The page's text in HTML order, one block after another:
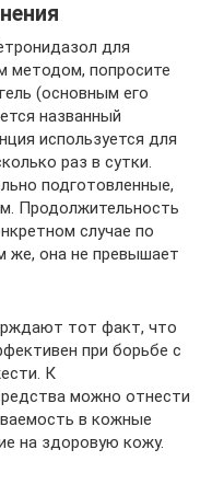
для
методом, попросите
(основным его
названный
используется для
раз в сутки.
подготовленные,
Продолжительность
случае по
же, она не превышает
тот факт, что
при борьбе с
К
можно отнести
в кожные
на здоровую кожу.